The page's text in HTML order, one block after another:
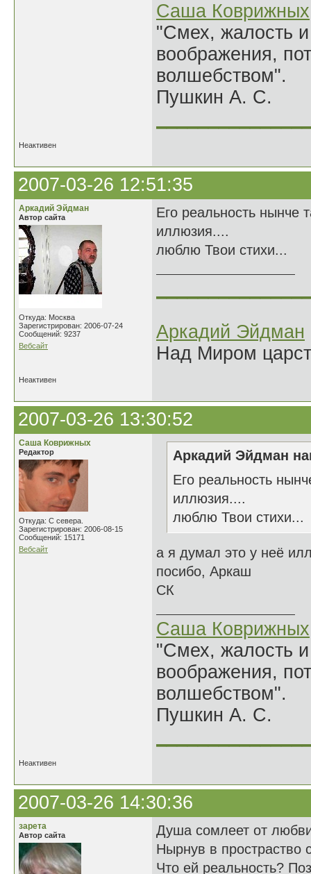
Саша Коврижных
"Смех, жалость
воображения,
волшебством".
Пушкин А. С.
Неактивен
2007-03-26 12:51:35
Аркадий Эйдман
Автор сайта
Откуда: Москва
Зарегистрирован: 2006-07-24
Сообщений: 9237
Вебсайт
Его реальность нынче
иллюзия....
люблю Твои стихи...
Аркадий Эйдман
Над Миром
Неактивен
2007-03-26 13:30:52
Саша Коврижных
Редактор
Откуда: С севера.
Зарегистрирован: 2006-08-15
Сообщений: 15171
Вебсайт
Аркадий Эйдман
Его реальность
иллюзия....
люблю Твои стихи...
а я думал это у неё
посибо, Аркаш
СК
Саша Коврижных
"Смех, жалость
воображения,
волшебством".
Пушкин А. С.
Неактивен
2007-03-26 14:30:36
зарета
Автор сайта
Душа сомлеет от
Нырнув в простраство
Что ей реальность?